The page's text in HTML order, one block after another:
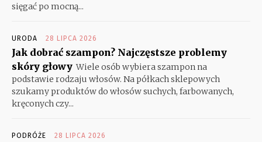
sięgać po mocną...
URODA 28 LIPCA 2026
Jak dobrać szampon? Najczęstsze problemy
skóry głowy Wiele osób wybiera szampon na
podstawie rodzaju włosów. Na półkach sklepowych
szukamy produktów do włosów suchych, farbowanych,
kręconych czy...
PODRÓŻE 28 LIPCA 2026